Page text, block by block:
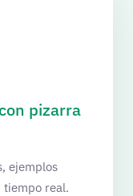
pizarra
ejemplos
tiempo real.